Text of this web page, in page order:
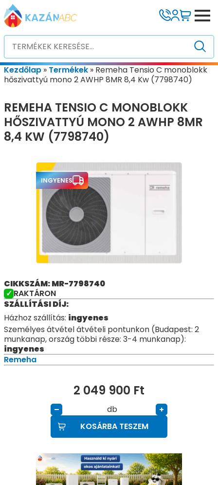
Kezdőlap » Termékek » Remeha Tensio C monoblokk
hőszivattyú mono 2 AWHP 8MR 8,4 Kw (7798740)
REMEHA TENSIO C MONOBLOKK
HŐSZIVATTYÚ MONO 2 AWHP 8MR
8,4 KW (7798740)
INGYENES
CIKKSZÁM: MR-7798740
RAKTÁRON
SZÁLLÍTÁSI DÍJ:
Házhoz szállítás: ingyenes
Személyes átvétel átvételi pontunkon (Budapest: 2
munkanap, ország többi része: 3-4 munkanap):
ingyenes
Remeha
2 049 900 Ft
– db
+
KOSÁRBA TESZEM